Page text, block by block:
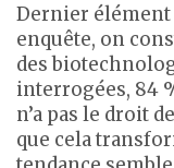
Dernier élément
enquête, on
des
interrogées, 84
n’a pas le droit
que cela